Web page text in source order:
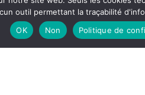
outil permettant la traçabilité
OK
Non Politique de